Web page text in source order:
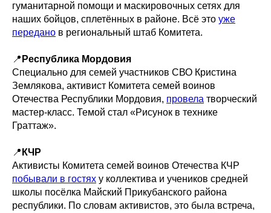
гуманитарной помощи и маскировочных сетях для
наших бойцов, сплетённых в районе. Всё это уже
передано в региональный штаб Комитета.
📍 Республика Мордовия
Специально для семей участников СВО Кристина
Землякова, активист Комитета семей воинов
Отечества Республики Мордовия, провела творческий
мастер-класс. Темой стал «Рисунок в технике
Граттаж».
📍 КЧР
Активисты Комитета семей воинов Отечества КЧР
побывали в гостях у коллектива и учеников средней
школы посёлка Майский Прикубанского района
республики. По словам активистов, это была встреча,